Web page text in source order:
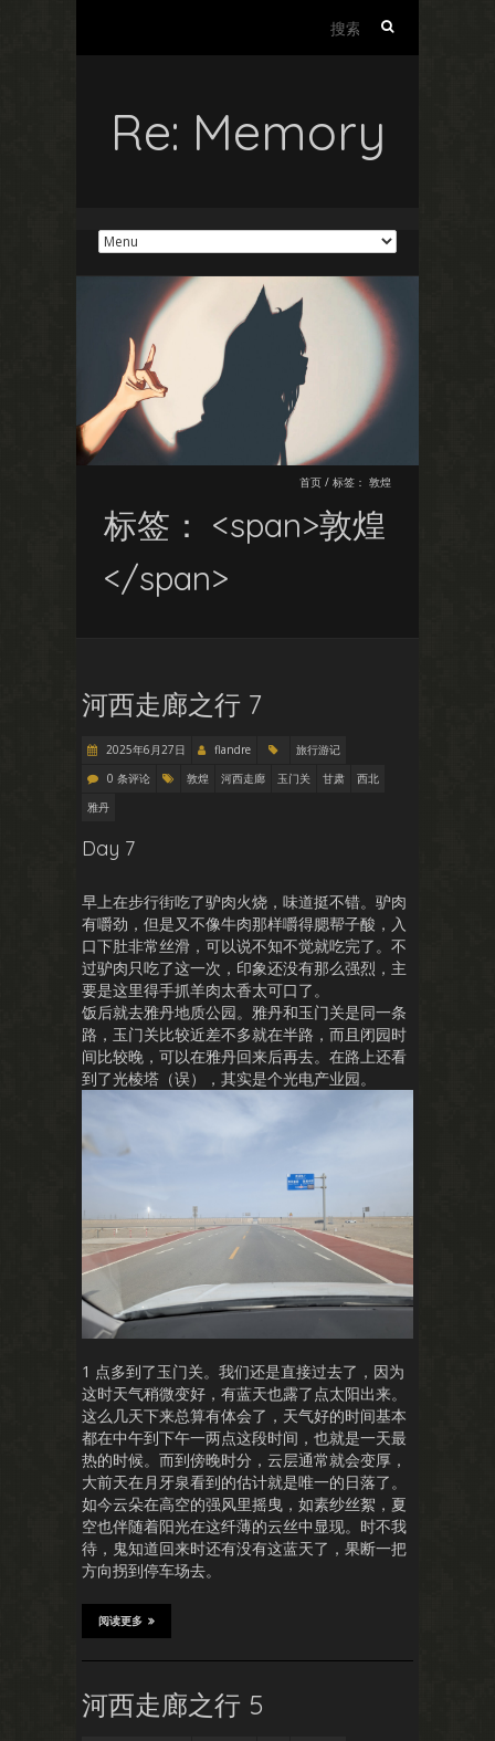
Re: Memory
首页 / 标签： 敦煌
标签： <span>敦煌
</span>
河西走廊之行 7
2025年6月27日 flandre
旅行游记
0 条评论
敦煌 河西走廊 玉门关 甘肃
西北
雅丹
Day 7
早上在步行街吃了驴肉火烧，味道挺不错。驴肉
有嚼劲，但是又不像牛肉那样嚼得腮帮子酸，入
口下肚非常丝滑，可以说不知不觉就吃完了。不
过驴肉只吃了这一次，印象还没有那么强烈，主
要是这里得手抓羊肉太香太可口了。
饭后就去雅丹地质公园。雅丹和玉门关是同一条
路，玉门关比较近差不多就在半路，而且闭园时
间比较晚，可以在雅丹回来后再去。在路上还看
到了光棱塔（误），其实是个光电产业园。
1 点多到了玉门关。我们还是直接过去了，因为
这时天气稍微变好，有蓝天也露了点太阳出来。
这么几天下来总算有体会了，天气好的时间基本
都在中午到下午一两点这段时间，也就是一天最
热的时候。而到傍晚时分，云层通常就会变厚，
大前天在月牙泉看到的估计就是唯一的日落了。
如今云朵在高空的强风里摇曳，如素纱丝絮，夏
空也伴随着阳光在这纤薄的云丝中显现。时不我
待，鬼知道回来时还有没有这蓝天了，果断一把
方向拐到停车场去。
阅读更多
河西走廊之行 5